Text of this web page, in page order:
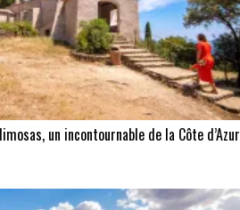
un incontournable de la Côte d’Azur